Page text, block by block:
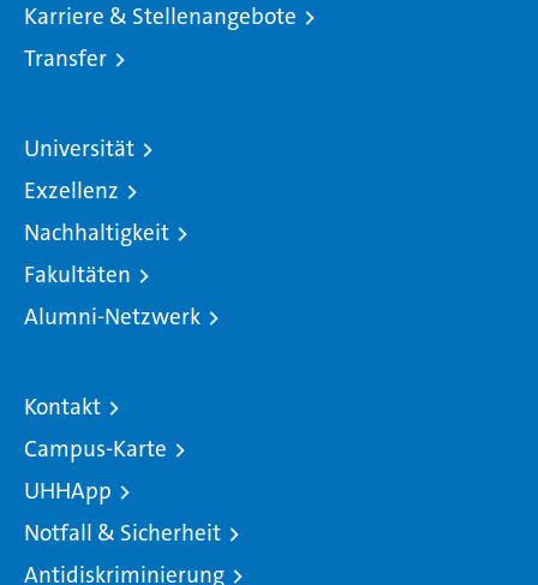
Karriere & Stellenangebote
Transfer
Universität
Exzellenz
Nachhaltigkeit
Fakultäten
Alumni-Netzwerk
Kontakt
Campus-Karte
UHHApp
Notfall & Sicherheit
Antidiskriminierung